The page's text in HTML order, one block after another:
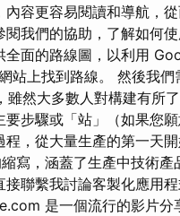
容更容易閱讀和導航，
我們的協助，了解如何
面的路線圖，以利用
站上找到路線。 然後我
然大多數人對構建有所
步驟或「站」（如果您
，從大量生產的第一天
寫，涵蓋了生產中技術
聯繫我討論客製化應用
是一個流行的影片分